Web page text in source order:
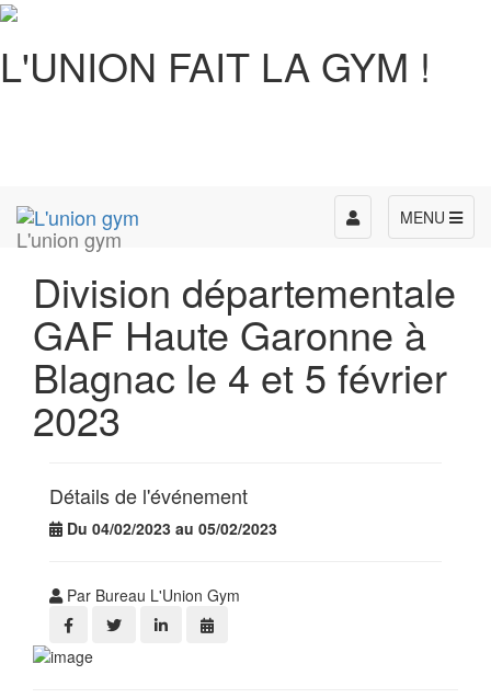
L'UNION FAIT LA GYM !
L'union gym
MENU
Toggle
navigation
Division départementale
GAF Haute Garonne à
Blagnac le 4 et 5 février
2023
Détails de l'événement
Du 04/02/2023 au 05/02/2023
Par Bureau L'Union Gym